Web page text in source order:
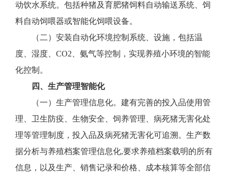
动饮水系统。包括种猪及育肥猪饲料自动输送系统、饲
料自动饲喂器或智能化饲喂设备。
（二）安装自动化环境控制系统、设施，包括温
度、湿度、CO2、氨气等控制，实现养殖小环境的智能
化控制。
四、生产管理智能化
（一）生产管理信息化。建有完善的投入品使用管
理、卫生防疫、生物安全、饲养管理、病死猪无害化处
理等管理制度，投入品及病死猪无害化可追溯。生产数
据分析与养殖档案管理信息化,要求养殖档案载明的所有
信息，以及生产、销售记录和价格、成本核算等全部信